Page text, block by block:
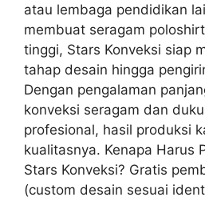
atau lembaga pendidikan
membuat seragam
tinggi, Stars Konveksi siap
tahap desain hingga
Dengan pengalaman
konveksi seragam dan
profesional, hasil produksi
kualitasnya. Kenapa Harus
Stars Konveksi? Gratis
(custom desain sesuai